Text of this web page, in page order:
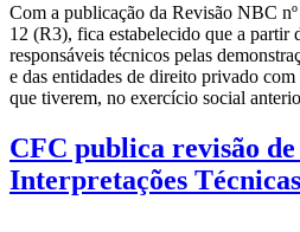
Com a publicação da Revisão NBC
12 (R3), fica estabelecido que a partir
responsáveis técnicos pelas
e das entidades de direito privado
que tiverem, no exercício social
CFC publica revisão
Interpretações